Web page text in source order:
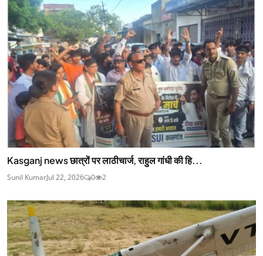
Kasganj news छात्रों पर लाठीचार्ज, राहुल गांधी की हि...
Sunil KumarJul 22, 2026 0 2